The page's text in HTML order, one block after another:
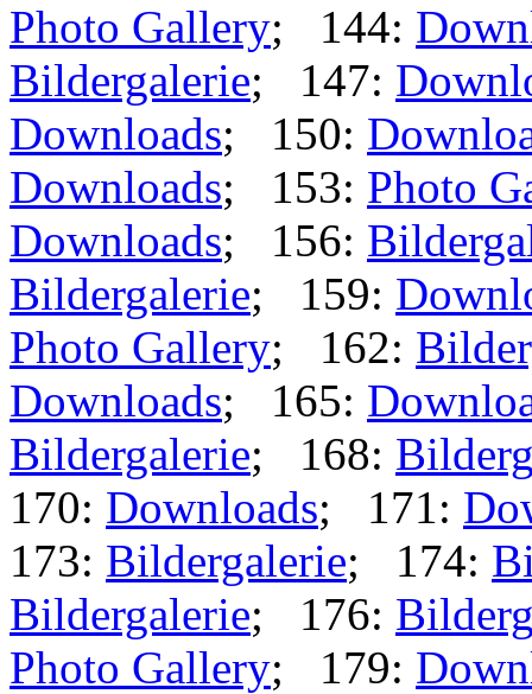
Photo Gallery; 144:
Bildergalerie; 147:
Downloads; 150:
Downloads; 153: Photo
Downloads; 156:
Bildergalerie; 159:
Photo Gallery; 162:
Downloads; 165:
Bildergalerie; 168:
170: Downloads; 171:
173: Bildergalerie; 174:
Bildergalerie; 176:
Photo Gallery; 179: